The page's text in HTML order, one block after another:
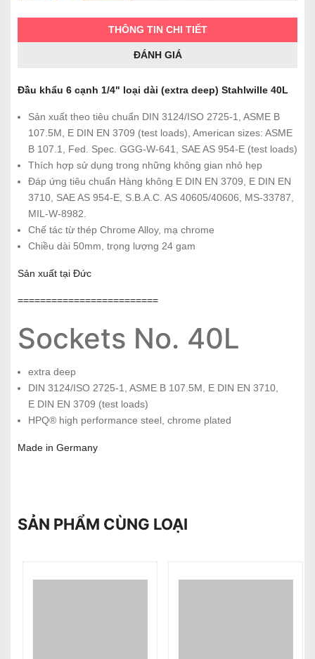
THÔNG TIN CHI TIẾT
ĐÁNH GIÁ
Đầu khẩu 6 cạnh 1/4" loại dài (extra deep) Stahlwille 40L
Sản xuất theo tiêu chuẩn DIN 3124/ISO 2725-1, ASME B
107.5M, E DIN EN 3709 (test loads), American sizes: ASME
B 107.1, Fed. Spec. GGG-W-641, SAE AS 954-E (test loads)
Thích hợp sử dụng trong những không gian nhỏ hẹp
Đáp ứng tiêu chuẩn Hàng không E DIN EN 3709, E DIN EN
3710, SAE AS 954-E, S.B.A.C. AS 40605/40606, MS-33787,
MIL-W-8982.
Chế tác từ thép Chrome Alloy, mạ chrome
Chiều dài 50mm, trọng lượng 24 gam
Sản xuất tại Đức
=========================
Sockets No. 40L
extra deep
DIN 3124/ISO 2725-1, ASME B 107.5M, E DIN EN 3710,
E DIN EN 3709 (test loads)
HPQ® high performance steel, chrome plated
Made in Germany
SẢN PHẨM CÙNG LOẠI